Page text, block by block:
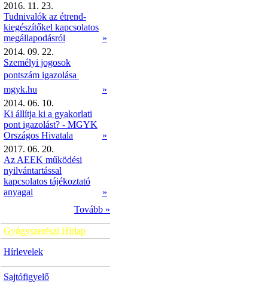
2016. 11. 23.
Tudnivalók az étrend-
kiegészítőkel kapcsolatos
megállapodásról
»
2014. 09. 22.
Személyi jogosok
pontszám igazolása 
mgyk.hu
»
2014. 06. 10.
Ki állítja ki a gyakorlati
pont igazolást? - MGYK
Országos Hivatala
»
2017. 06. 20.
Az AEEK működési
nyilvántartással
kapcsolatos tájékoztató
anyagai
»
Tovább »
Gyógyszerészi Hírlap
Hírlevelek
Sajtófigyelő